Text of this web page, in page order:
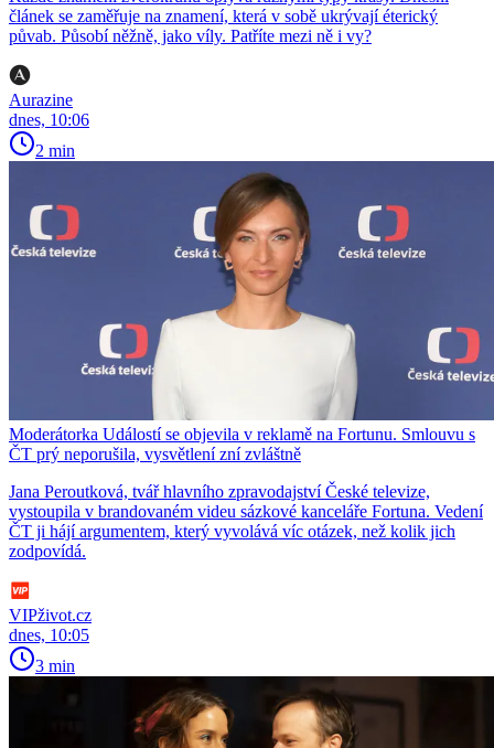
článek se zaměřuje na znamení, která v sobě ukrývají éterický
půvab. Působí něžně, jako víly. Patříte mezi ně i vy?
Aurazine
dnes, 10:06
2 min
Moderátorka Událostí se objevila v reklamě na Fortunu. Smlouvu s
ČT prý neporušila, vysvětlení zní zvláštně
Jana Peroutková, tvář hlavního zpravodajství České televize,
vystoupila v brandovaném videu sázkové kanceláře Fortuna. Vedení
ČT ji hájí argumentem, který vyvolává víc otázek, než kolik jich
zodpovídá.
VIPživot.cz
dnes, 10:05
3 min